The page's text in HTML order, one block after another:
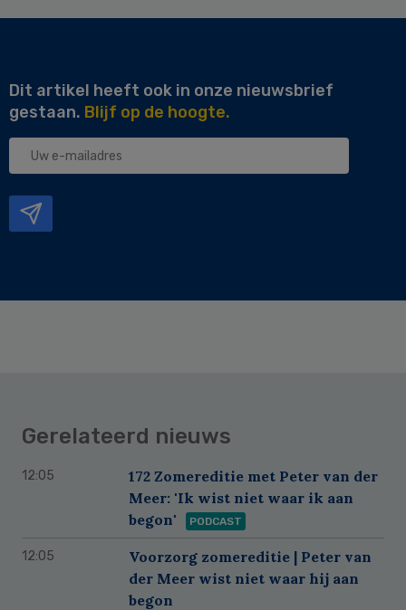
Dit artikel heeft ook in onze nieuwsbrief
gestaan. Blijf op de hoogte.
Uw
Gerelateerd nieuws
12:05
172 Zomereditie met Peter van der
Meer: 'Ik wist niet waar ik aan
begon'
PODCAST
12:05
Voorzorg zomereditie | Peter van
der Meer wist niet waar hij aan
begon